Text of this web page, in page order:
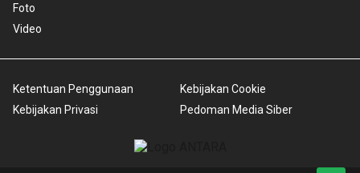
Foto
Video
Ketentuan Penggunaan
Kebijakan Privasi
Kebijakan Cookie
Pedoman Media Siber